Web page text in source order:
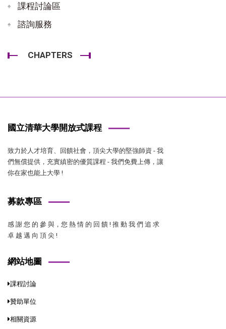
課程討論區
諮詢服務
CHAPTERS
國立清華大學開放式課程
致力於人才培育、回饋社會，頂尖大學的堅強師資 - 我
們無償提供，充實縝密的優質課程 - 我們免費上傳，讓
你在家也能上大學 !
募款專區
感 謝 您 的 參 與，您 熱 情 的 回 饋 ! 推 動 我 們 追 求
卓 越 邁 向 頂 尖 !
網站地圖
課程討論
贊助單位
相關資源